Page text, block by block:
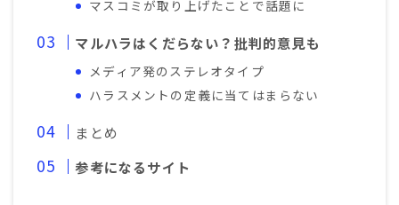
マスコミが取り上げたことで話題に
マルハラはくだらない？批判的意見も
メディア発のステレオタイプ
ハラスメントの定義に当てはまらない
まとめ
参考になるサイト